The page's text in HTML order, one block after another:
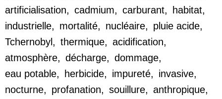
artificialisation, cadmium, carburant, habitat,
industrielle, mortalité, nucléaire, pluie acide,
Tchernobyl, thermique, acidification,
atmosphère, décharge, dommage,
eau potable, herbicide, impureté, invasive,
nocturne, profanation, souillure, anthropique,